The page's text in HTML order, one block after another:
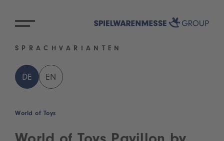
SPRACHVARIANTEN
DE EN
World of Toys